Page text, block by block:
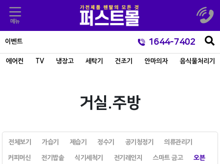
이벤트 1644-7402
에어컨 TV 냉장고 세탁기 건조기 안마의자 음식물처리기
거실.주방
전체보기 가습기 제습기 정수기 공기청정기 의류관리기
커피머신 전기밥솥 식기세척기 전기레인지 스마트 금고 오븐